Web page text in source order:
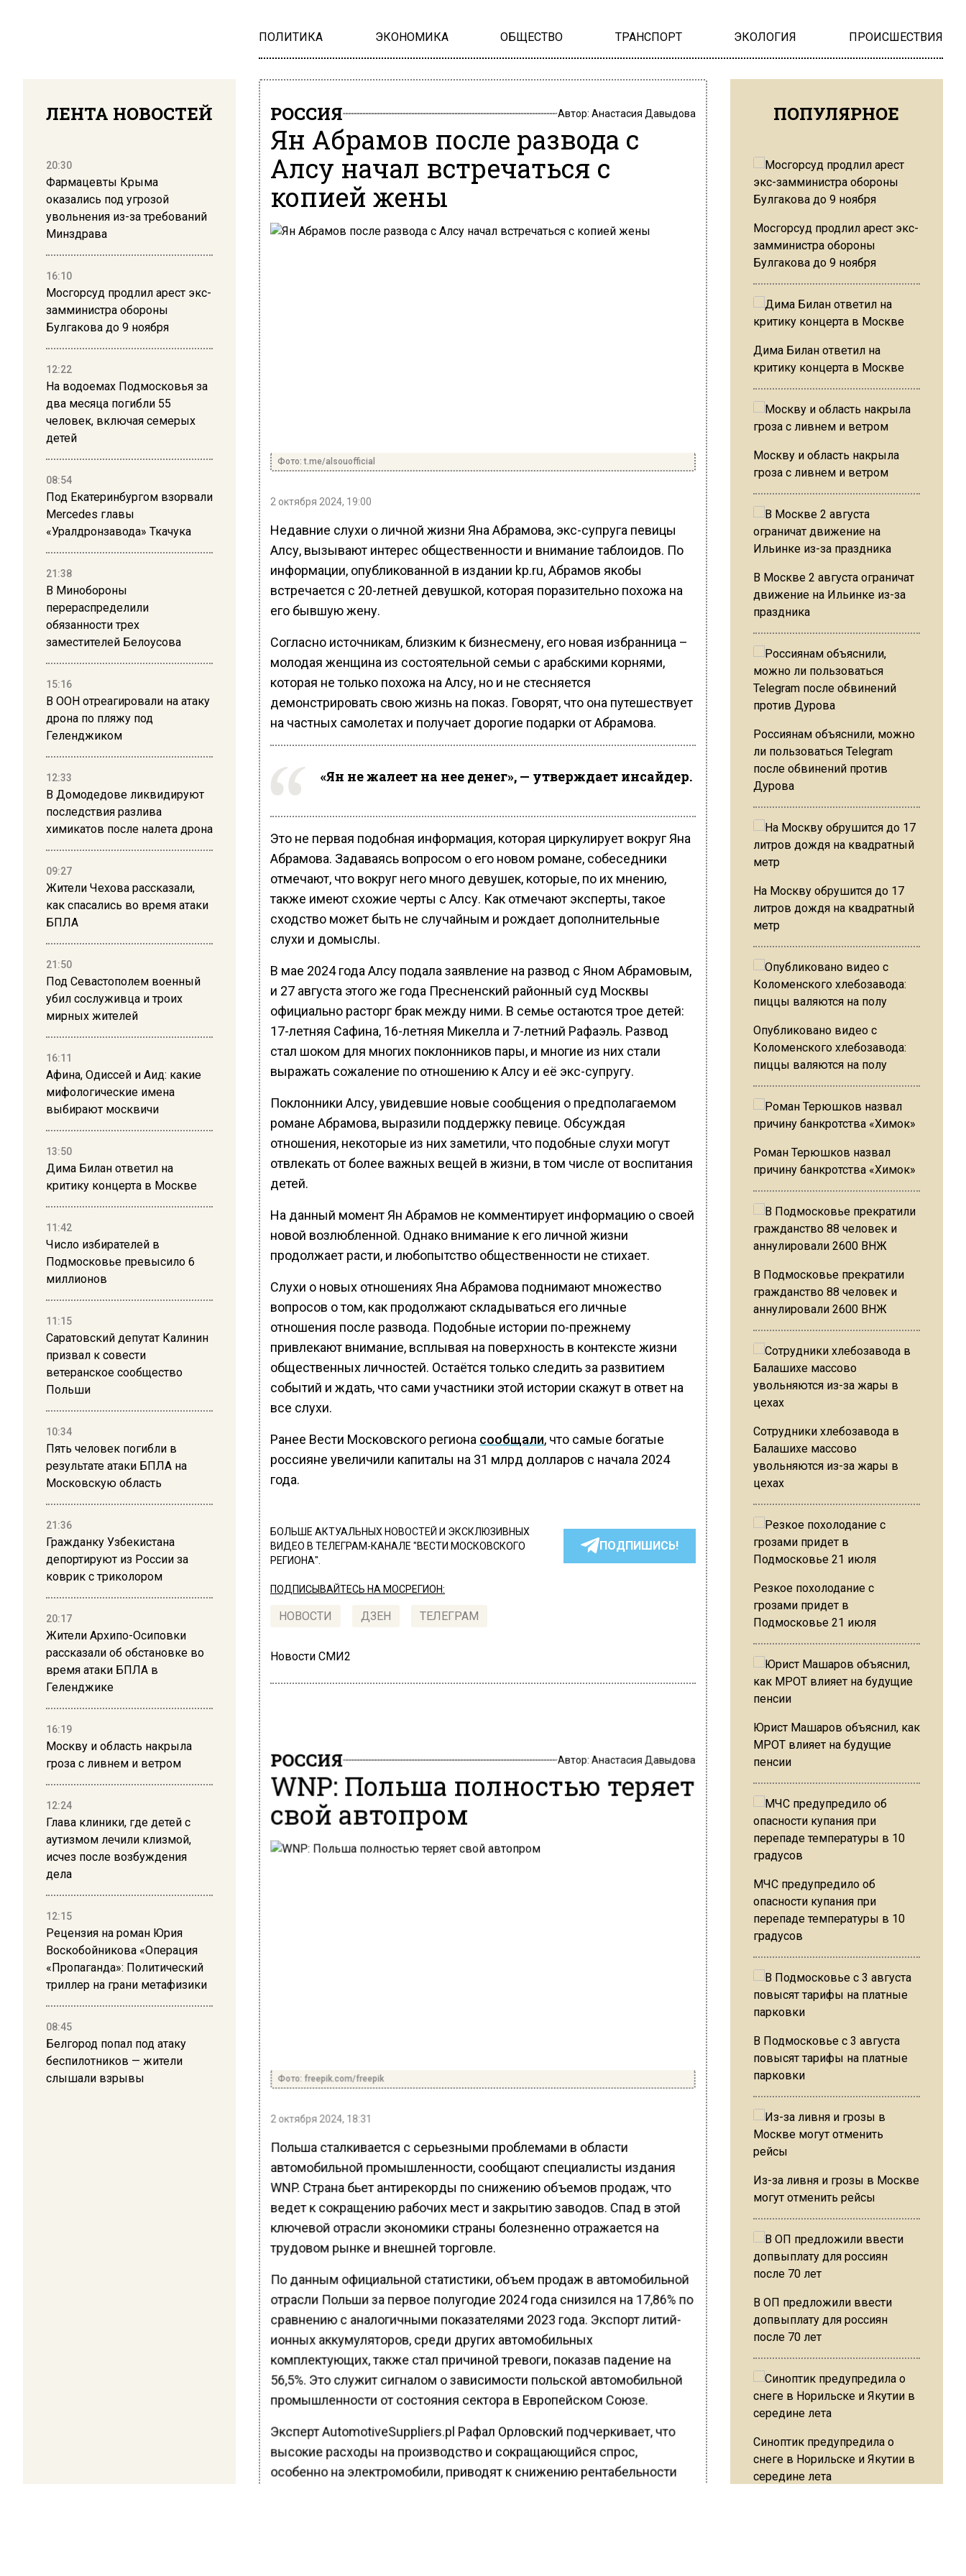
ПОЛИТИКА ЭКОНОМИКА ОБЩЕСТВО ТРАНСПОРТ ЭКОЛОГИЯ ПРОИСШЕСТВИЯ
ЛЕНТА НОВОСТЕЙ
20:30
Фармацевты Крыма
оказались под угрозой
увольнения из-за требований
Минздрава
16:10
Мосгорсуд продлил арест экс-
замминистра обороны
Булгакова до 9 ноября
12:22
На водоемах Подмосковья за
два месяца погибли 55
человек, включая семерых
детей
08:54
Под Екатеринбургом взорвали
Mercedes главы
«Уралдронзавода» Ткачука
21:38
В Минобороны
перераспределили
обязанности трех
заместителей Белоусова
15:16
В ООН отреагировали на атаку
дрона по пляжу под
Геленджиком
12:33
В Домодедове ликвидируют
последствия разлива
химикатов после налета дрона
09:27
Жители Чехова рассказали,
как спасались во время атаки
БПЛА
21:50
Под Севастополем военный
убил сослуживца и троих
мирных жителей
16:11
Афина, Одиссей и Аид: какие
мифологические имена
выбирают москвичи
13:50
Дима Билан ответил на
критику концерта в Москве
11:42
Число избирателей в
Подмосковье превысило 6
миллионов
11:15
Саратовский депутат Калинин
призвал к совести
ветеранское сообщество
Польши
10:34
Пять человек погибли в
результате атаки БПЛА на
Московскую область
21:36
Гражданку Узбекистана
депортируют из России за
коврик с триколором
20:17
Жители Архипо-Осиповки
рассказали об обстановке во
время атаки БПЛА в
Геленджике
16:19
Москву и область накрыла
гроза с ливнем и ветром
12:24
Глава клиники, где детей с
аутизмом лечили клизмой,
исчез после возбуждения
дела
12:15
Рецензия на роман Юрия
Воскобойникова «Операция
«Пропаганда»: Политический
триллер на грани метафизики
08:45
Белгород попал под атаку
беспилотников — жители
слышали взрывы
РОССИЯ Автор: Анастасия Давыдова
Ян Абрамов после развода с
Алсу начал встречаться с
копией жены
Фото: t.me/alsouofficial
2 октября 2024, 19:00
Недавние слухи о личной жизни Яна Абрамова, экс-супруга певицы
Алсу, вызывают интерес общественности и внимание таблоидов. По
информации, опубликованной в издании kp.ru, Абрамов якобы
встречается с 20-летней девушкой, которая поразительно похожа на
его бывшую жену.
Согласно источникам, близким к бизнесмену, его новая избранница –
молодая женщина из состоятельной семьи с арабскими корнями,
которая не только похожа на Алсу, но и не стесняется
демонстрировать свою жизнь на показ. Говорят, что она путешествует
на частных самолетах и получает дорогие подарки от Абрамова.
«Ян не жалеет на нее денег», — утверждает инсайдер.
Это не первая подобная информация, которая циркулирует вокруг Яна
Абрамова. Задаваясь вопросом о его новом романе, собеседники
отмечают, что вокруг него много девушек, которые, по их мнению,
также имеют схожие черты с Алсу. Как отмечают эксперты, такое
сходство может быть не случайным и рождает дополнительные
слухи и домыслы.
В мае 2024 года Алсу подала заявление на развод с Яном Абрамовым,
и 27 августа этого же года Пресненский районный суд Москвы
официально расторг брак между ними. В семье остаются трое детей:
17-летняя Сафина, 16-летняя Микелла и 7-летний Рафаэль. Развод
стал шоком для многих поклонников пары, и многие из них стали
выражать сожаление по отношению к Алсу и её экс-супругу.
Поклонники Алсу, увидевшие новые сообщения о предполагаемом
романе Абрамова, выразили поддержку певице. Обсуждая
отношения, некоторые из них заметили, что подобные слухи могут
отвлекать от более важных вещей в жизни, в том числе от воспитания
детей.
На данный момент Ян Абрамов не комментирует информацию о своей
новой возлюбленной. Однако внимание к его личной жизни
продолжает расти, и любопытство общественности не стихает.
Слухи о новых отношениях Яна Абрамова поднимают множество
вопросов о том, как продолжают складываться его личные
отношения после развода. Подобные истории по-прежнему
привлекают внимание, всплывая на поверхность в контексте жизни
общественных личностей. Остаётся только следить за развитием
событий и ждать, что сами участники этой истории скажут в ответ на
все слухи.
Ранее Вести Московского региона сообщали, что самые богатые
россияне увеличили капиталы на 31 млрд долларов с начала 2024
года.
БОЛЬШЕ АКТУАЛЬНЫХ НОВОСТЕЙ И ЭКСКЛЮЗИВНЫХ
ВИДЕО В ТЕЛЕГРАМ-КАНАЛЕ "ВЕСТИ МОСКОВСКОГО
РЕГИОНА".
ПОДПИШИСЬ!
ПОДПИСЫВАЙТЕСЬ НА МОСРЕГИОН:
НОВОСТИ ДЗЕН ТЕЛЕГРАМ
Новости СМИ2
РОССИЯ Автор: Анастасия Давыдова
WNP: Польша полностью теряет
свой автопром
Фото: freepik.com/freepik
2 октября 2024, 18:31
Польша сталкивается с серьезными проблемами в области
автомобильной промышленности, сообщают специалисты издания
WNP. Страна бьет антирекорды по снижению объемов продаж, что
ведет к сокращению рабочих мест и закрытию заводов. Спад в этой
ключевой отрасли экономики страны болезненно отражается на
трудовом рынке и внешней торговле.
По данным официальной статистики, объем продаж в автомобильной
отрасли Польши за первое полугодие 2024 года снизился на 17,86% по
сравнению с аналогичными показателями 2023 года. Экспорт литий-
ионных аккумуляторов, среди других автомобильных
комплектующих, также стал причиной тревоги, показав падение на
56,5%. Это служит сигналом о зависимости польской автомобильной
промышленности от состояния сектора в Европейском Союзе.
Эксперт AutomotiveSuppliers.pl Рафал Орловский подчеркивает, что
высокие расходы на производство и сокращающийся спрос,
особенно на электромобили, приводят к снижению рентабельности
ПОПУЛЯРНОЕ
Мосгорсуд продлил арест экс-
замминистра обороны
Булгакова до 9 ноября
Дима Билан ответил на
критику концерта в Москве
Москву и область накрыла
гроза с ливнем и ветром
В Москве 2 августа ограничат
движение на Ильинке из-за
праздника
Россиянам объяснили, можно
ли пользоваться Telegram
после обвинений против
Дурова
На Москву обрушится до 17
литров дождя на квадратный
метр
Опубликовано видео с
Коломенского хлебозавода:
пиццы валяются на полу
Роман Терюшков назвал
причину банкротства «Химок»
В Подмосковье прекратили
гражданство 88 человек и
аннулировали 2600 ВНЖ
Сотрудники хлебозавода в
Балашихе массово
увольняются из-за жары в
цехах
Резкое похолодание с
грозами придет в
Подмосковье 21 июля
Юрист Машаров объяснил, как
МРОТ влияет на будущие
пенсии
МЧС предупредило об
опасности купания при
перепаде температуры в 10
градусов
В Подмосковье с 3 августа
повысят тарифы на платные
парковки
Из-за ливня и грозы в Москве
могут отменить рейсы
В ОП предложили ввести
допвыплату для россиян
после 70 лет
Синоптик предупредила о
снеге в Норильске и Якутии в
середине лета